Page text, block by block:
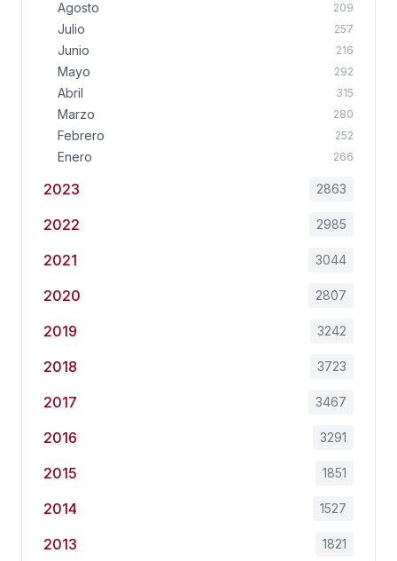
Agosto 209
Julio 257
Junio 216
Mayo 292
Abril 315
Marzo 280
Febrero 252
Enero 266
2023 2863
2022 2985
2021 3044
2020 2807
2019 3242
2018 3723
2017 3467
2016 3291
2015 1851
2014 1527
2013 1821